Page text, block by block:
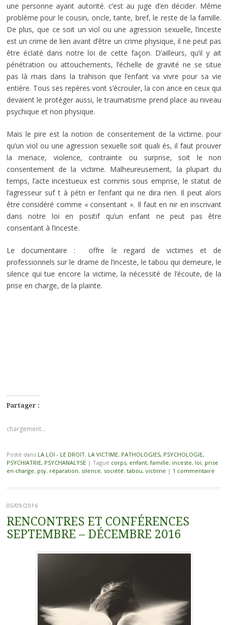
une personne ayant autorité. c’est au juge d’en décider. Même
problème pour le cousin, oncle, tante, bref, le reste de la famille.
De plus, que ce soit un viol ou une agression sexuelle, l’inceste
est un crime de lien avant d’être un crime physique, il ne peut pas
être éclaté dans notre loi de cette façon. D’ailleurs, qu’il y ait
pénétration ou attouchements, l’échelle de gravité ne se situe
pas là mais dans la trahison que l’enfant va vivre pour sa vie
entière. Tous ses repères vont s’écrouler, la con ance en ceux qui
devaient le protéger aussi, le traumatisme prend place au niveau
psychique et non physique.
Mais le pire est la notion de consentement de la victime. pour
qu’un viol ou une agression sexuelle soit quali és, il faut prouver
la menace, violence, contrainte ou surprise, soit le non
consentement de la victime. Malheureusement, la plupart du
temps, l’acte incestueux est commis sous emprise, le statut de
l’agresseur suf t à pétri er l’enfant qui ne dira rien. Il peut alors
être considéré comme « consentant ». Il faut en nir en inscrivant
dans notre loi en positif qu’un enfant ne peut pas être
consentant à l’inceste.
Le documentaire : offre le regard de victimes et de
professionnels sur le drame de l’inceste, le tabou qui demeure, le
silence qui tue encore la victime, la nécessité de l’écoute, de la
prise en charge, de la plainte.
Partager :
chargement…
Posté dans LA LOI - LE DROIT, LA VICTIME, PATHOLOGIES, PSYCHOLOGIE,
PSYCHIATRIE, PSYCHANALYSE | Tagué corps, enfant, famille, inceste, loi, prise
en charge, psy, réparation, silence, société, tabou, victime | 1 commentaire
05/09/2016
RENCONTRES ET CONFÉRENCES
SEPTEMBRE – DÉCEMBRE 2016